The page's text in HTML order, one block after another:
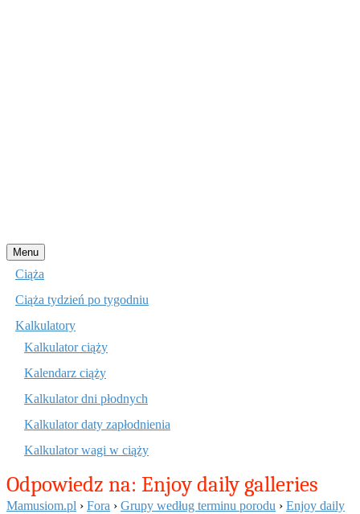
Menu Przejdź
do
Ciąża
Ciąża tydzień po tygodniu
Kalkulatory
Kalkulator ciąży
Kalendarz ciąży
Kalkulator dni płodnych
Kalkulator daty zapłodnienia
Kalkulator wagi w ciąży
Odpowiedz na: Enjoy daily galleries
Mamusiom.pl › Fora › Grupy według terminu porodu › Enjoy daily